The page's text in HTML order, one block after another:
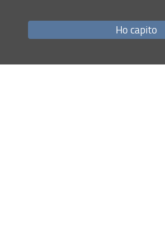
Docenti dei singoli corsi.
Ho capito